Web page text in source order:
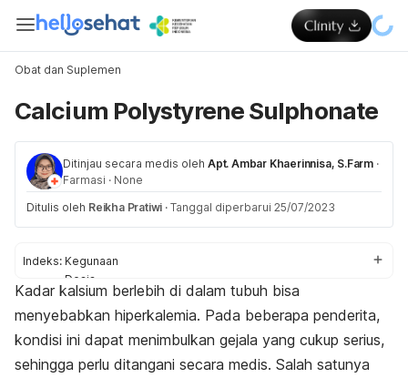
Obat dan Suplemen
Calcium Polystyrene Sulphonate
Ditinjau secara medis oleh Apt. Ambar Khaerinnisa, S.Farm ·
Farmasi · None
Ditulis oleh Reikha Pratiwi · Tanggal diperbarui 25/07/2023
Indeks: Kegunaan
Dosis
Aturan pakai
Efek samping
Peringatan dan perhatian
Efek pada ibu hamil dan menyusui
Interaksi
Kadar kalsium berlebih di dalam tubuh bisa
menyebabkan hiperkalemia. Pada beberapa penderita,
kondisi ini dapat menimbulkan gejala yang cukup serius,
sehingga perlu ditangani secara medis. Salah satunya